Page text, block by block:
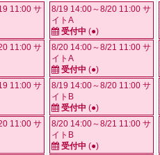
11:00 サ
11:00 サ
11:00 サ
11:00 サ
8/19 14:00～8/20 11:00 サ
イトA
受付中 (●)
8/20 14:00～8/21 11:00 サ
イトA
受付中 (●)
8/19 14:00～8/20 11:00 サ
イトB
受付中 (●)
8/20 14:00～8/21 11:00 サ
イトB
受付中 (●)